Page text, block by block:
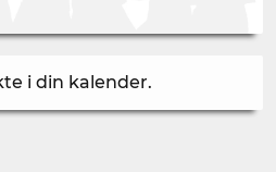
i din kalender.